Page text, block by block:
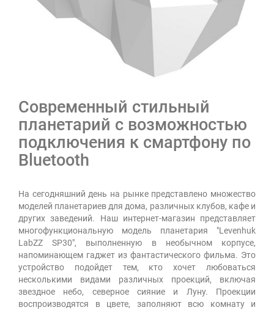
Современный стильный
планетарий с возможностью
подключения к смартфону по
Bluetooth
На сегодняшний день на рынке представлено множество
моделей планетариев для дома, различных клубов, кафе и
других заведений. Наш интернет-магазин представляет
многофункциональную модель планетария "Levenhuk
LabZZ SP30", выполненную в необычном корпусе,
напоминающем гаджет из фантастического фильма. Это
устройство подойдет тем, кто хочет любоваться
несколькими видами различных проекций, включая
звездное небо, северное сияние и Луну. Проекции
воспроизводятся в цвете, заполняют всю комнату и